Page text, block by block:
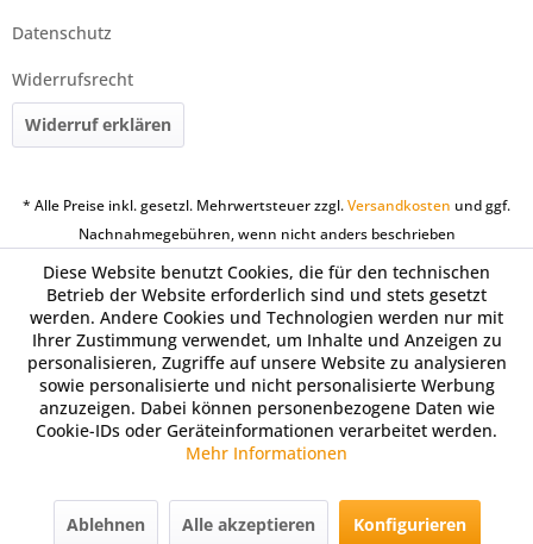
Datenschutz
Widerrufsrecht
Widerruf erklären
* Alle Preise inkl. gesetzl. Mehrwertsteuer zzgl.Versandkosten und ggf.
Nachnahmegebühren, wenn nicht anders beschrieben
Diese Website benutzt Cookies, die für den technischen
Betrieb der Website erforderlich sind und stets gesetzt
werden. Andere Cookies und Technologien werden nur mit
Ihrer Zustimmung verwendet, um Inhalte und Anzeigen zu
personalisieren, Zugriffe auf unsere Website zu analysieren
sowie personalisierte und nicht personalisierte Werbung
anzuzeigen. Dabei können personenbezogene Daten wie
Cookie-IDs oder Geräteinformationen verarbeitet werden.
Mehr Informationen
Ablehnen Alle akzeptieren Konfigurieren